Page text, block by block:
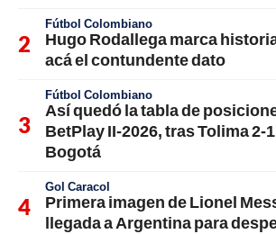
Fútbol Colombiano
Hugo Rodallega marca
acá el contundente dato
Fútbol Colombiano
Así quedó la tabla de
BetPlay II-2026, tras Tolima 2-
Bogotá
Gol Caracol
Primera imagen de Lionel
llegada a Argentina para